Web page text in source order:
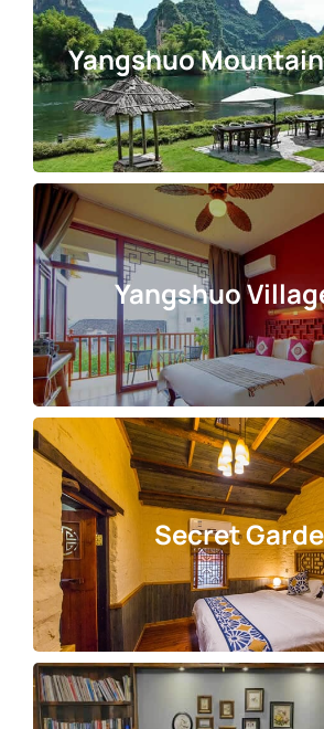
Yangshuo
Yangshuo
Secret